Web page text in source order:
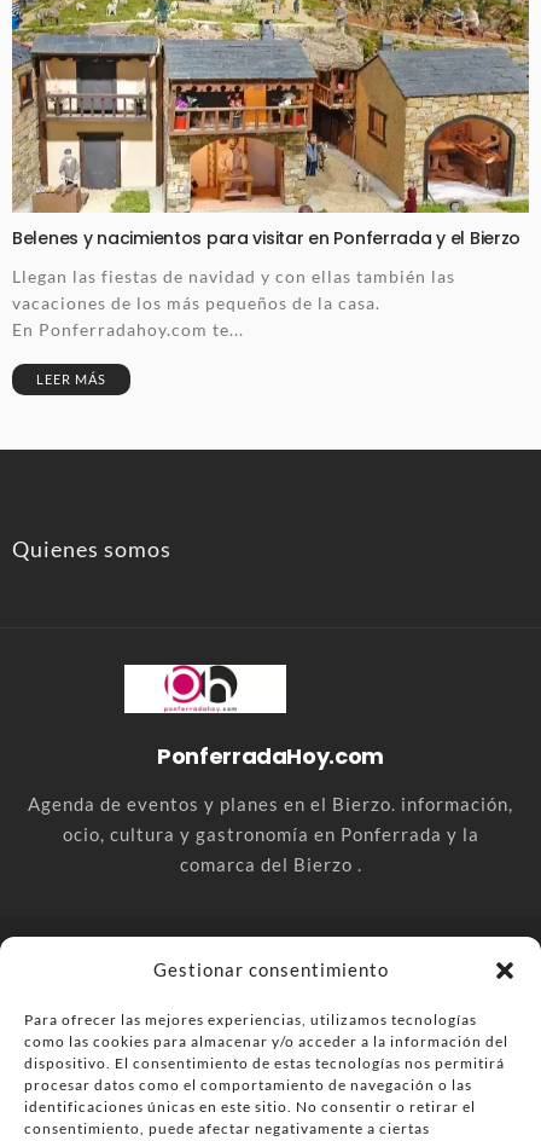
Gestionar consentimiento
Para ofrecer las mejores experiencias, utilizamos tecnologías
como las cookies para almacenar y/o acceder a la información del
dispositivo. El consentimiento de estas tecnologías nos permitirá
procesar datos como el comportamiento de navegación o las
identificaciones únicas en este sitio. No consentir o retirar el
consentimiento, puede afectar negativamente a ciertas
Belenes y nacimientos para visitar en Ponferrada y el Bierzo
Llegan las fiestas de navidad y con ellas también las
vacaciones de los más pequeños de la casa.
En Ponferradahoy.com te...
LEER MÁS
Quienes somos
PonferradaHoy.com
Agenda de eventos y planes en el Bierzo. información,
ocio, cultura y gastronomía en Ponferrada y la
comarca del Bierzo .
comarca del Bierzo
Anúnciate
Más información sobre las cookies
Envía tu negocio
Contacta Política de privacidad